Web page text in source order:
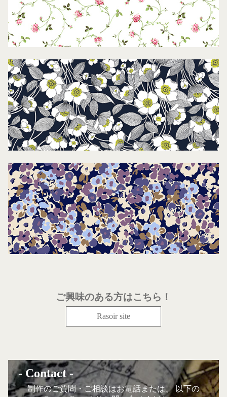
ご興味のある方はこちら！
Rasoir site
- Contact -
制作のご質問・ご相談はお電話または、 以下の